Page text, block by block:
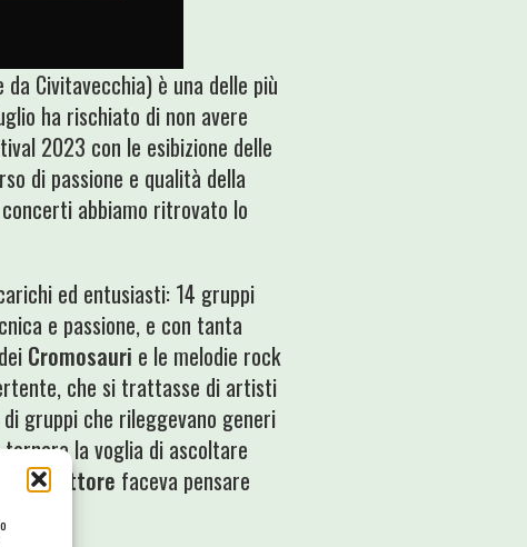
Civitavecchia) è una delle più
ha rischiato di non avere
2023 con le esibizione delle
di passione e qualità della
abbiamo ritrovato lo
ed entusiasti: 14 gruppi
e passione, e con tanta
Cromosauri e le melodie rock
che si trattasse di artisti
gruppi che rileggevano generi
la voglia di ascoltare
allaRettore faceva pensare